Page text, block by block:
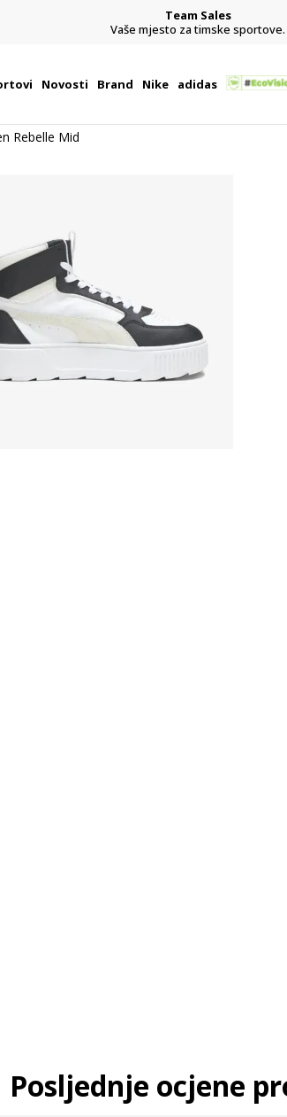
Team Sales
Vaše mjesto za timske sportove.
Novosti Brand Nike adidas
Rebelle Mid
Posljednje ocjene